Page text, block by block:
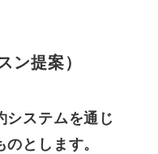
ン提案）
システムを通じ
とします。